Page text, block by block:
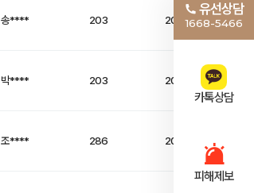
송**** 203 2025-12-05
박**** 203 2025-12-05
조**** 286 2025-12-03
유선상담
1668-5466
카톡상담
피해제보